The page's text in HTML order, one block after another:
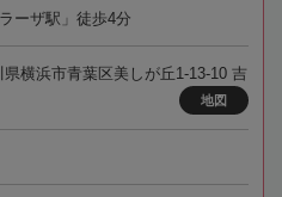
ーザ駅」徒歩4分
県横浜市青葉区美しが丘1-13-10 吉
地図